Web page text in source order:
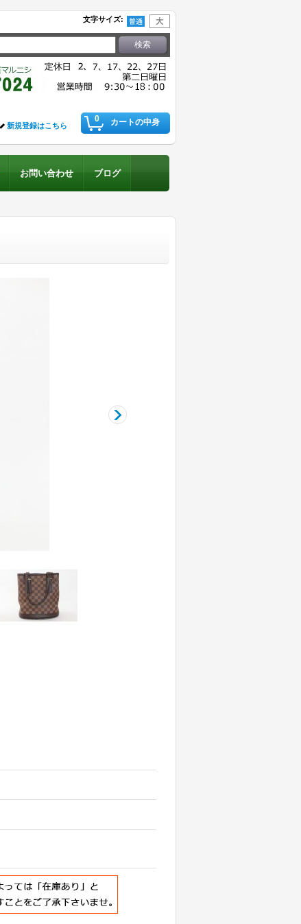
文字サイズ:
0 カートの中身
新規登録はこちら
お問い合わせ ブログ